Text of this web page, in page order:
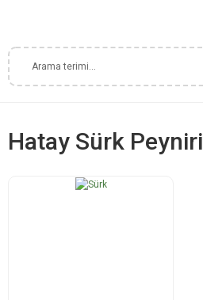
Hatay Sürk Peyniri